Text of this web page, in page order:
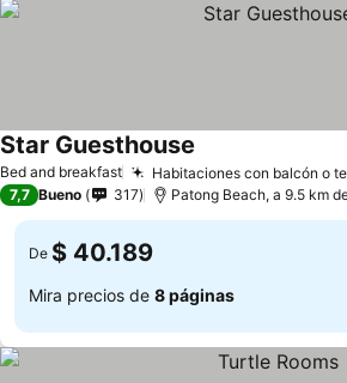
Bed and breakfast Habitaciones con balcón o
Star Guesthouse
7,7 Bueno 317 Patong Beach, a 9.5 km
De $ 40.189
Mira precios de 8 páginas